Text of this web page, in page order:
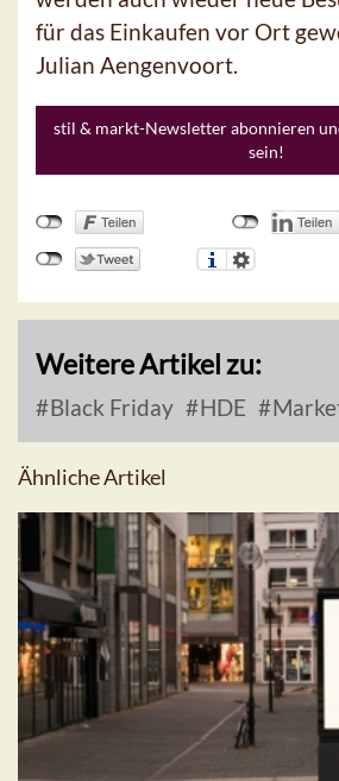
für das Einkaufen vor Ort
Julian Aengenvoort.
stil & markt-Newsletter abonnieren
sein!
Weitere Artikel zu:
Black Friday HDE
Ähnliche Artikel